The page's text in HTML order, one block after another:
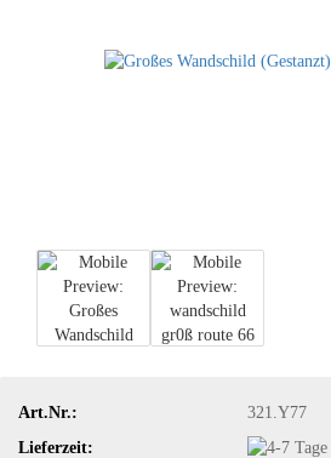
Art.Nr.:
321.Y77
Lieferzeit: